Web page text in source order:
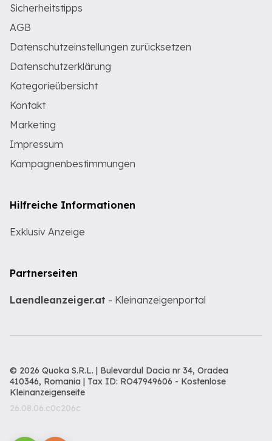
Sicherheitstipps
AGB
Datenschutzeinstellungen zurücksetzen
Datenschutzerklärung
Kategorieübersicht
Kontakt
Marketing
Impressum
Kampagnenbestimmungen
Hilfreiche Informationen
Exklusiv Anzeige
Partnerseiten
Laendleanzeiger.at - Kleinanzeigenportal
© 2026 Quoka S.R.L. | Bulevardul Dacia nr 34, Oradea
410346, Romania | Tax ID: RO47949606 - Kostenlose
Kleinanzeigenseite
26.08.06.c0c206c